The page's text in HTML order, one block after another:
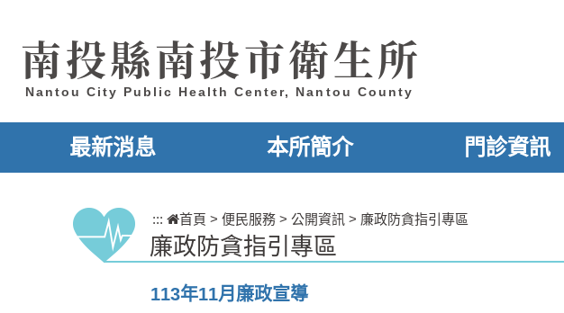
南投縣南投市衛生所
Nantou City Public Health Center, Nantou County
最新消息 本所簡介 門診資訊
::: 首頁 > 便民服務 > 公開資訊 > 廉政防貪指引專區
廉政防貪指引專區
113年11月廉政宣導